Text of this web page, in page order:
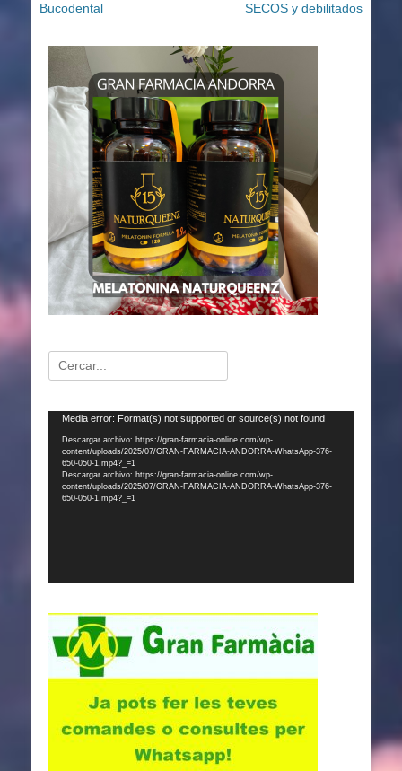
Bucodental
SECOS y debilitados
Buscar:
Reproductor
vídeo
Media error: Format(s) not supported or source(s) not found
Descargar archivo: https://gran-farmacia-online.com/wp-
content/uploads/2025/07/GRAN-FARMACIA-ANDORRA-WhatsApp-376-
650-050-1.mp4?_=1
Descargar archivo: https://gran-farmacia-online.com/wp-
content/uploads/2025/07/GRAN-FARMACIA-ANDORRA-WhatsApp-376-
650-050-1.mp4?_=1